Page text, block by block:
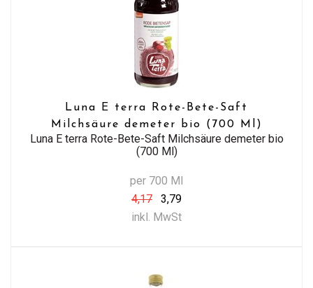
Luna E terra Rote-Bete-Saft
Milchsäure demeter bio (700 Ml)
Luna E terra Rote-Bete-Saft Milchsäure demeter bio
(700 Ml)
per 700 Ml
4,17
3,79
inkl. MwSt